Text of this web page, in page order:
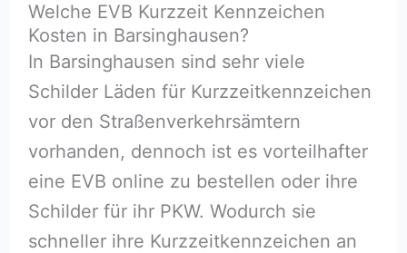
Welche EVB Kurzzeit Kennzeichen
Kosten in Barsinghausen?
In Barsinghausen sind sehr viele
Schilder Läden für Kurzzeitkennzeichen
vor den Straßenverkehrsämtern
vorhanden, dennoch ist es vorteilhafter
eine EVB online zu bestellen oder ihre
Schilder für ihr PKW. Wodurch sie
schneller ihre Kurzzeitkennzeichen an